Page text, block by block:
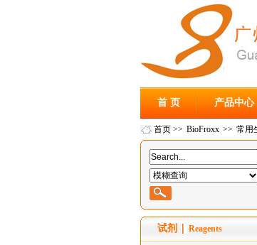
首 页 产品中心
首页 >> BioFroxx >> 常用
试剂 Reagents